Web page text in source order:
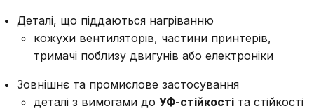
Деталі, що піддаються нагріванню
кожухи вентиляторів, частини принтерів,
тримачі поблизу двигунів або електроніки
Зовнішнє та промислове застосування
деталі з вимогами до УФ-стійкості та стійкості